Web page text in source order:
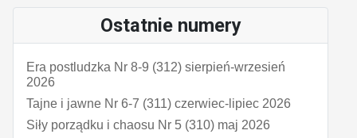
Ostatnie numery
Era postludzka Nr 8-9 (312) sierpień-wrzesień
2026
Tajne i jawne Nr 6-7 (311) czerwiec-lipiec 2026
Siły porządku i chaosu Nr 5 (310) maj 2026